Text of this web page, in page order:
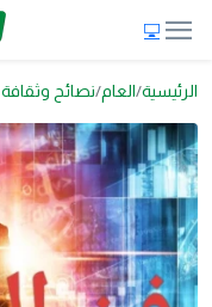
الرئيسية العام نصائح وثقافة